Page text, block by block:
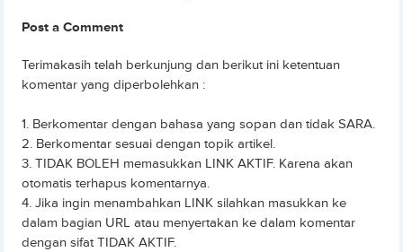
Post a Comment
Terimakasih telah berkunjung dan berikut ini ketentuan
komentar yang diperbolehkan :
1. Berkomentar dengan bahasa yang sopan dan tidak SARA.
2. Berkomentar sesuai dengan topik artikel.
3. TIDAK BOLEH memasukkan LINK AKTIF. Karena akan
otomatis terhapus komentarnya.
4. Jika ingin menambahkan LINK silahkan masukkan ke
dalam bagian URL atau menyertakan ke dalam komentar
dengan sifat TIDAK AKTIF.